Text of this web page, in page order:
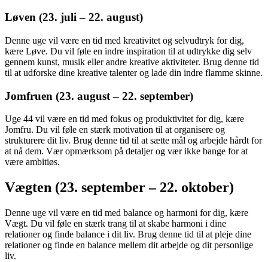
Løven (23. juli – 22. august)
Denne uge vil være en tid med kreativitet og selvudtryk for dig,
kære Løve. Du vil føle en indre inspiration til at udtrykke dig selv
gennem kunst, musik eller andre kreative aktiviteter. Brug denne tid
til at udforske dine kreative talenter og lade din indre flamme skinne.
Jomfruen (23. august – 22. september)
Uge 44 vil være en tid med fokus og produktivitet for dig, kære
Jomfru. Du vil føle en stærk motivation til at organisere og
strukturere dit liv. Brug denne tid til at sætte mål og arbejde hårdt for
at nå dem. Vær opmærksom på detaljer og vær ikke bange for at
være ambitiøs.
Vægten (23. september – 22. oktober)
Denne uge vil være en tid med balance og harmoni for dig, kære
Vægt. Du vil føle en stærk trang til at skabe harmoni i dine
relationer og finde balance i dit liv. Brug denne tid til at pleje dine
relationer og finde en balance mellem dit arbejde og dit personlige
liv.